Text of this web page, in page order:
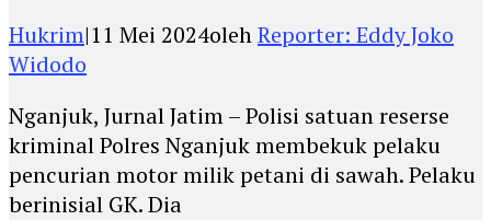
Hukrim|11 Mei 2024olehReporter: Eddy Joko
Widodo
Nganjuk, Jurnal Jatim – Polisi satuan reserse
kriminal Polres Nganjuk membekuk pelaku
pencurian motor milik petani di sawah. Pelaku
berinisial GK. Dia